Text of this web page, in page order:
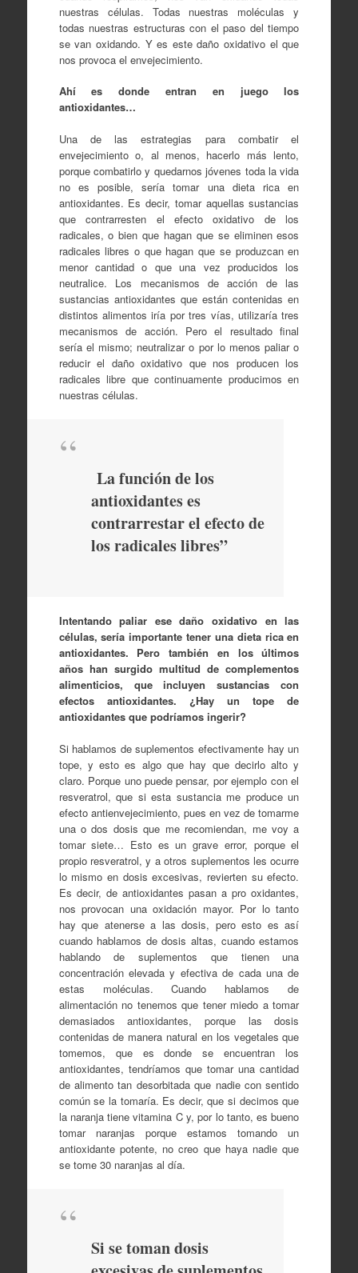
nuestras células. Todas nuestras moléculas y
todas nuestras estructuras con el paso del tiempo
se van oxidando. Y es este daño oxidativo el que
nos provoca el envejecimiento.
Ahí es donde entran en juego los
antioxidantes…
Una de las estrategias para combatir el
envejecimiento o, al menos, hacerlo más lento,
porque combatirlo y quedarnos jóvenes toda la vida
no es posible, sería tomar una dieta rica en
antioxidantes. Es decir, tomar aquellas sustancias
que contrarresten el efecto oxidativo de los
radicales, o bien que hagan que se eliminen esos
radicales libres o que hagan que se produzcan en
menor cantidad o que una vez producidos los
neutralice. Los mecanismos de acción de las
sustancias antioxidantes que están contenidas en
distintos alimentos iría por tres vías, utilizaría tres
mecanismos de acción. Pero el resultado final
sería el mismo; neutralizar o por lo menos paliar o
reducir el daño oxidativo que nos producen los
radicales libre que continuamente producimos en
nuestras células.
La función de los
antioxidantes es
contrarrestar el efecto de
los radicales libres”
Intentando paliar ese daño oxidativo en las
células, sería importante tener una dieta rica en
antioxidantes. Pero también en los últimos
años han surgido multitud de complementos
alimenticios, que incluyen sustancias con
efectos antioxidantes. ¿Hay un tope de
antioxidantes que podríamos ingerir?
Si hablamos de suplementos efectivamente hay un
tope, y esto es algo que hay que decirlo alto y
claro. Porque uno puede pensar, por ejemplo con el
resveratrol, que si esta sustancia me produce un
efecto antienvejecimiento, pues en vez de tomarme
una o dos dosis que me recomiendan, me voy a
tomar siete… Esto es un grave error, porque el
propio resveratrol, y a otros suplementos les ocurre
lo mismo en dosis excesivas, revierten su efecto.
Es decir, de antioxidantes pasan a pro oxidantes,
nos provocan una oxidación mayor. Por lo tanto
hay que atenerse a las dosis, pero esto es así
cuando hablamos de dosis altas, cuando estamos
hablando de suplementos que tienen una
concentración elevada y efectiva de cada una de
estas moléculas. Cuando hablamos de
alimentación no tenemos que tener miedo a tomar
demasiados antioxidantes, porque las dosis
contenidas de manera natural en los vegetales que
tomemos, que es donde se encuentran los
antioxidantes, tendríamos que tomar una cantidad
de alimento tan desorbitada que nadie con sentido
común se la tomaría. Es decir, que si decimos que
la naranja tiene vitamina C y, por lo tanto, es bueno
tomar naranjas porque estamos tomando un
antioxidante potente, no creo que haya nadie que
se tome 30 naranjas al día.
Si se toman dosis